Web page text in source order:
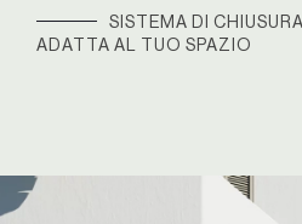
SISTEMA DI
ADATTA AL TUO SPAZIO